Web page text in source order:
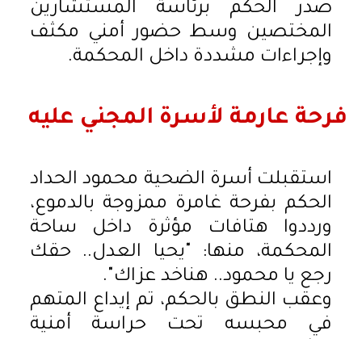
صدر الحكم برئاسة المستشارين
المختصين وسط حضور أمني مكثف
وإجراءات مشددة داخل المحكمة.
فرحة عارمة لأسرة المجني عليه
استقبلت أسرة الضحية محمود الحداد
الحكم بفرحة غامرة ممزوجة بالدموع،
ورددوا هتافات مؤثرة داخل ساحة
المحكمة، منها: "يحيا العدل.. حقك
رجع يا محمود.. هناخد عزاك".
وعقب النطق بالحكم، تم إيداع المتهم
في محبسه تحت حراسة أمنية